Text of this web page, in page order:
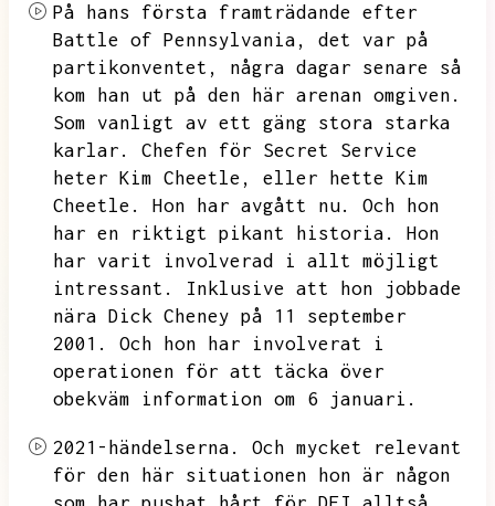
På hans första framträdande efter
Battle of Pennsylvania,
det var på
partikonventet,
några dagar senare så
kom han ut på den här arenan omgiven.
Som vanligt av ett gäng stora starka
karlar.
Chefen för Secret Service
heter Kim Cheetle,
eller hette Kim
Cheetle.
Hon har avgått nu.
Och hon
har en riktigt pikant historia.
Hon
har varit involverad i allt möjligt
intressant.
Inklusive att hon jobbade
nära Dick Cheney på 11 september
2001. Och hon har involverat i
operationen för att täcka över
obekväm information om 6 januari.
2021-händelserna.
Och mycket relevant
för den här situationen hon är någon